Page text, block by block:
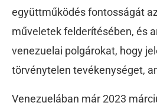
együttműködés fontosságát
műveletek felderítésében, és
venezuelai polgárokat, hogy
törvénytelen tevékenységet,
Venezuelában már 2023